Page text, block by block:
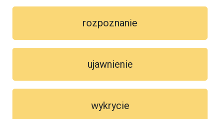
rozpoznanie
ujawnienie
wykrycie